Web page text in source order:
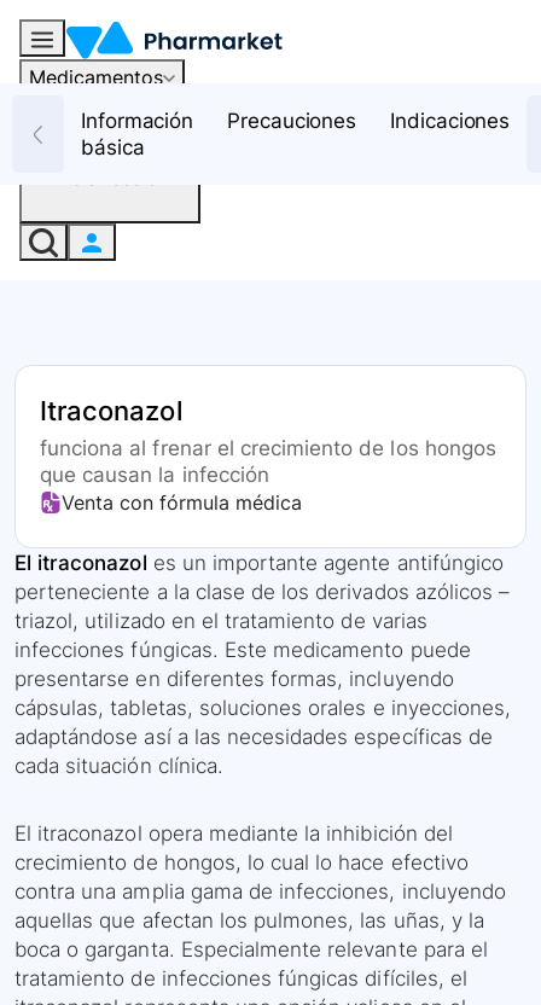
Medicamentos
RecursosInformación
básica
Precauciones Indicaciones
Itraconazol
funciona al frenar el crecimiento de los hongos
que causan la infección
Venta con fórmula médica
El itraconazol es un importante agente antifúngico
perteneciente a la clase de los derivados azólicos –
triazol, utilizado en el tratamiento de varias
infecciones fúngicas. Este medicamento puede
presentarse en diferentes formas, incluyendo
cápsulas, tabletas, soluciones orales e inyecciones,
adaptándose así a las necesidades específicas de
cada situación clínica.
El itraconazol opera mediante la inhibición del
crecimiento de hongos, lo cual lo hace efectivo
contra una amplia gama de infecciones, incluyendo
aquellas que afectan los pulmones, las uñas, y la
boca o garganta. Especialmente relevante para el
tratamiento de infecciones fúngicas difíciles, el